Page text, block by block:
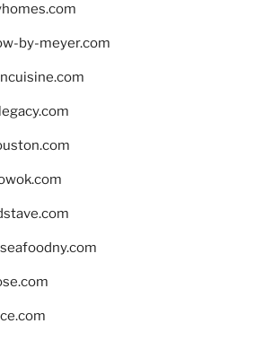
by-meyer.com